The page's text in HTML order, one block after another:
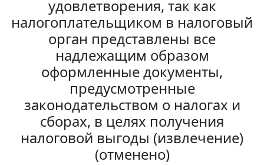
удовлетворения, так как
налогоплательщиком в налоговый
орган представлены все
надлежащим образом
оформленные документы,
предусмотренные
законодательством о налогах и
сборах, в целях получения
налоговой выгоды (извлечение)
(отменено)